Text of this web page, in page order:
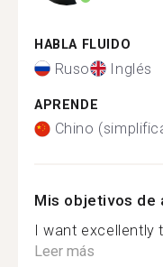
HABLA FLUIDO
Ruso Inglés
APRENDE
Chino
Mis objetivos de
I want excellently
Leer más